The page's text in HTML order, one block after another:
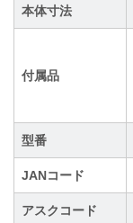
本体寸法
付属品
型番
JANコード
アスクコード